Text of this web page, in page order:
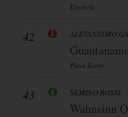
Electrola
42 ALESSANDRO
Playa Event
43 SEMINO ROSSI
Wahnsinn